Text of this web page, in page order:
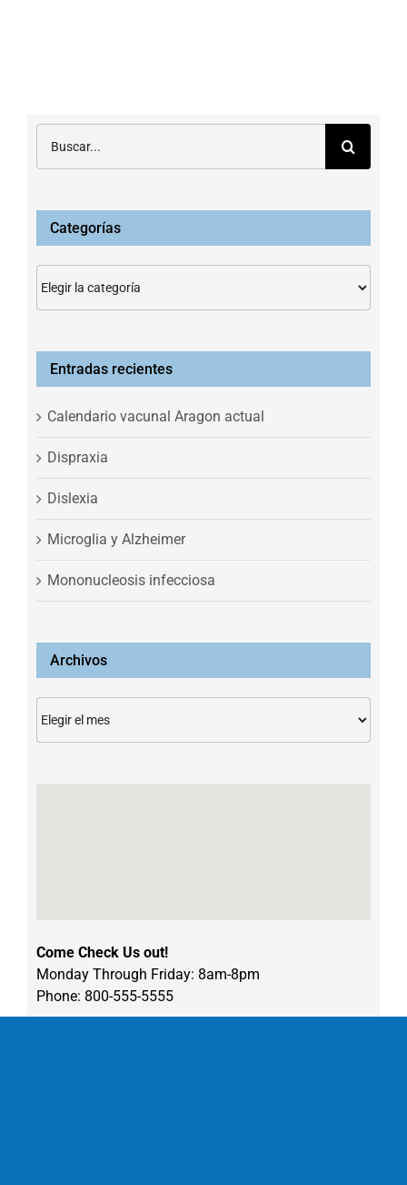
Categorías
Entradas recientes
Calendario vacunal Aragon actual
Dispraxia
Dislexia
Microglia y Alzheimer
Mononucleosis infecciosa
Archivos
Come Check Us out!
Monday Through Friday: 8am-8pm
Phone: 800-555-5555